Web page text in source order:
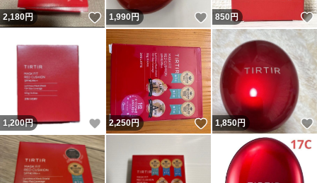
2,180円 いいね！
1,990円 いいね！
850円
1,200円 いいね！
2,250円 いいね！
1,850円